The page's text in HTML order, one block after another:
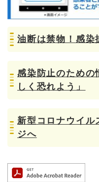
油断は禁物！感染
感染防止のための
しく恐れよう」
新型コロナウイル
ジへ